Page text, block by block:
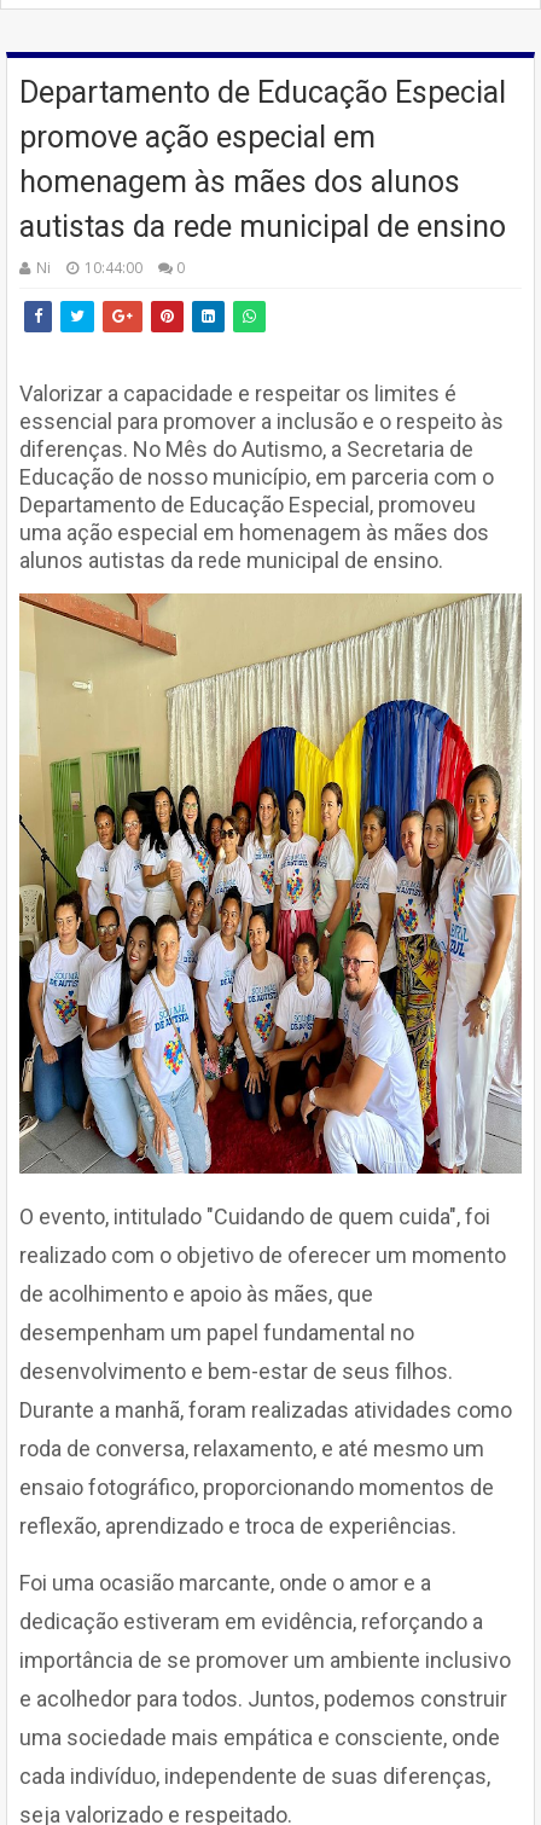
Departamento de Educação Especial
promove ação especial em
homenagem às mães dos alunos
autistas da rede municipal de ensino
Ni 10:44:00 0
Valorizar a capacidade e respeitar os limites é
essencial para promover a inclusão e o respeito às
diferenças. No Mês do Autismo, a Secretaria de
Educação de nosso município, em parceria com o
Departamento de Educação Especial, promoveu
uma ação especial em homenagem às mães dos
alunos autistas da rede municipal de ensino.
O evento, intitulado "Cuidando de quem cuida", foi
realizado com o objetivo de oferecer um momento
de acolhimento e apoio às mães, que
desempenham um papel fundamental no
desenvolvimento e bem-estar de seus filhos.
Durante a manhã, foram realizadas atividades como
roda de conversa, relaxamento, e até mesmo um
ensaio fotográfico, proporcionando momentos de
reflexão, aprendizado e troca de experiências.
Foi uma ocasião marcante, onde o amor e a
dedicação estiveram em evidência, reforçando a
importância de se promover um ambiente inclusivo
e acolhedor para todos. Juntos, podemos construir
uma sociedade mais empática e consciente, onde
cada indivíduo, independente de suas diferenças,
seja valorizado e respeitado.